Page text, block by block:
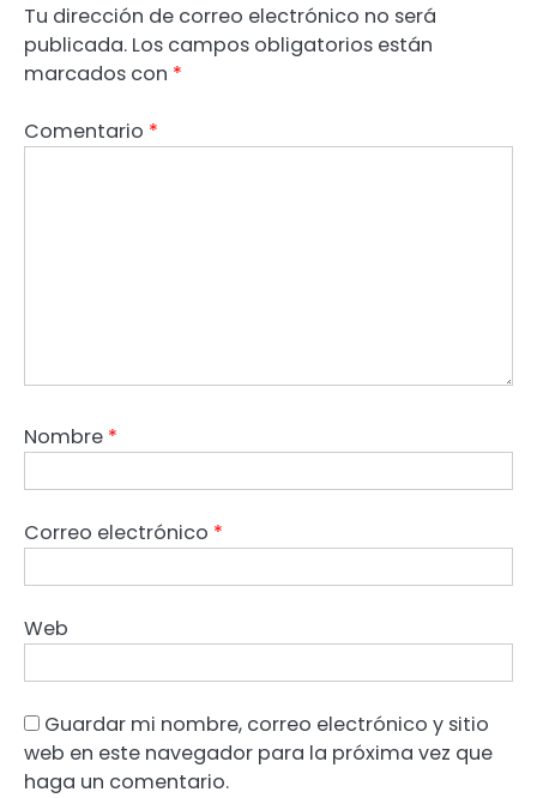
Tu dirección de correo electrónico no será
publicada. Los campos obligatorios están
marcados con *
Comentario *
Nombre *
Correo electrónico *
Web
Guardar mi nombre, correo electrónico y sitio
web en este navegador para la próxima vez que
haga un comentario.